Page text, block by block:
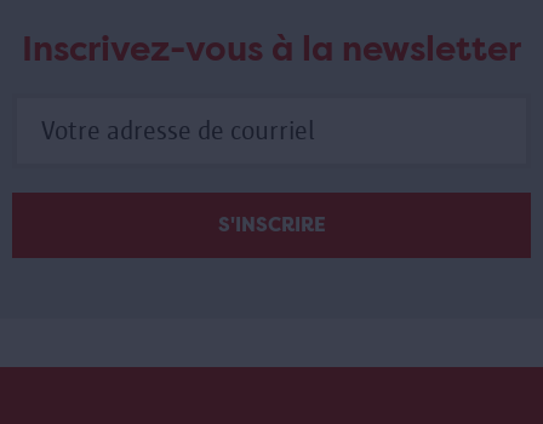
Inscrivez-vous à la newsletter